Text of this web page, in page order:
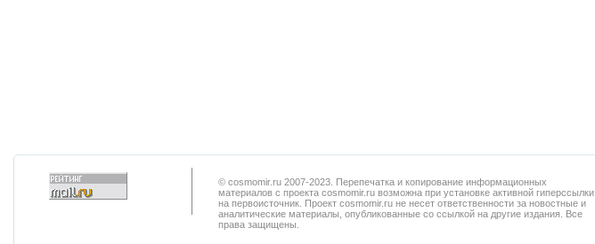
© cosmomir.ru 2007-2023. Перепечатка и копирование информационных
материалов с проекта cosmomir.ru возможна при установке активной гиперссылки
на первоисточник. Проект cosmomir.ru не несет ответственности за новостные и
аналитические материалы, опубликованные со ссылкой на другие издания. Все
права защищены.